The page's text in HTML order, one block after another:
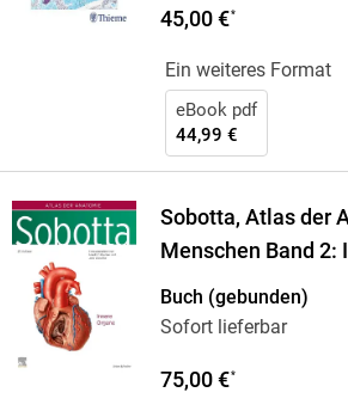
45,00 €*
Ein weiteres Format
eBook pdf
44,99 €
Sobotta, Atlas der
Menschen Band 2:
Buch (gebunden)
Sofort lieferbar
75,00 €*